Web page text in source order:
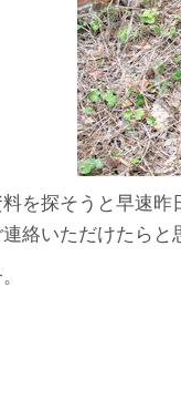
を探そうと早速
絡いただけたらと